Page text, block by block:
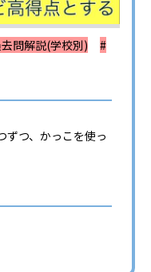
問解説(学校別)
#
ずつ、かっこを使っ